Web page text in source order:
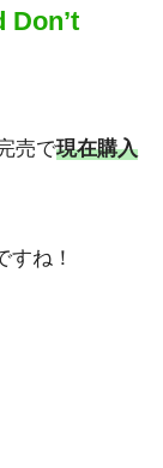
Don’t
売で現在購入
すね！